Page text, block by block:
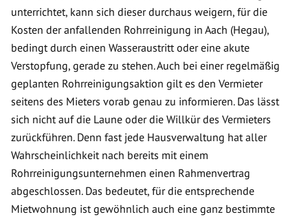
unterrichtet, kann sich dieser durchaus weigern, für die
Kosten der anfallenden Rohrreinigung in Aach (Hegau),
bedingt durch einen Wasseraustritt oder eine akute
Verstopfung, gerade zu stehen. Auch bei einer regelmäßig
geplanten Rohrreinigungsaktion gilt es den Vermieter
seitens des Mieters vorab genau zu informieren. Das lässt
sich nicht auf die Laune oder die Willkür des Vermieters
zurückführen. Denn fast jede Hausverwaltung hat aller
Wahrscheinlichkeit nach bereits mit einem
Rohrreinigungsunternehmen einen Rahmenvertrag
abgeschlossen. Das bedeutet, für die entsprechende
Mietwohnung ist gewöhnlich auch eine ganz bestimmte